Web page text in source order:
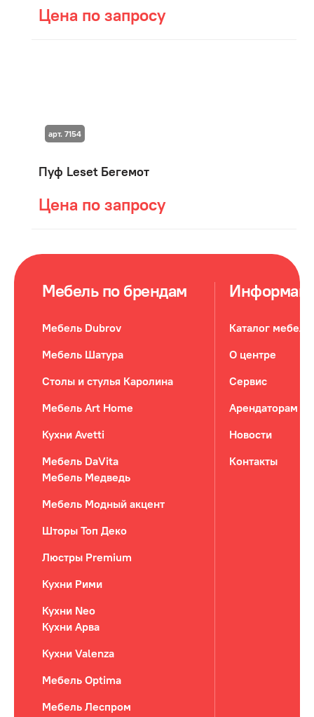
Цена по запросу
Пуф Leset Бегемот
Цена по запросу
арт. 7154
Мебель по брендам
Мебель Dubrov
Мебель Шатура
Столы и стулья Каролина
Мебель Art Home
Кухни Avetti
Мебель DaVita
Мебель Медведь
Мебель Модный акцент
Шторы Топ Деко
Люстры Premium
Кухни Рими
Кухни Neo
Кухни Арва
Кухни Valenza
Мебель Optima
Мебель Леспром
Каталог мебели
О центре
Сервис
Арендаторам
Новости
Контакты